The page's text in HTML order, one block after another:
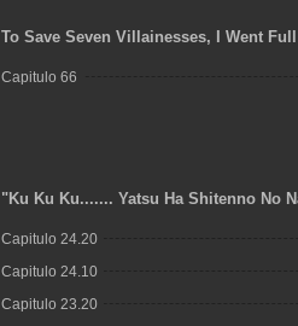
To Save Seven Villainesses, I Went
Capitulo 66
"Ku Ku Ku....... Yatsu Ha Shitenno No
Seijo No Shisho Ni Naru
Capitulo 24.20
Capitulo 24.10
Capitulo 23.20